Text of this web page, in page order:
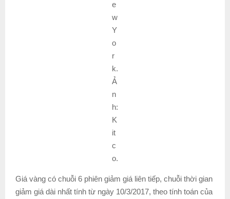
e
w
Y
o
r
k.
Ả
n
h:
K
it
c
o.
Giá vàng có chuỗi 6 phiên giảm giá liên tiếp, chuỗi thời gian
giảm giá dài nhất tính từ ngày 10/3/2017, theo tính toán của